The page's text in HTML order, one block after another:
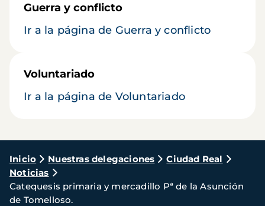
Guerra y conflicto
Ir a la página de Guerra y conflicto
Voluntariado
Ir a la página de Voluntariado
Ruta
de
navegación
Inicio Nuestras delegaciones
Ciudad Real
Noticias
Catequesis primaria y mercadillo Pª de la Asunción
de Tomelloso.